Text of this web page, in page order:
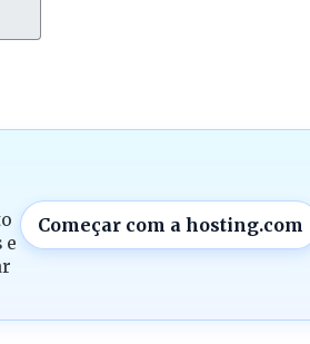
e
Começar com a hosting.com